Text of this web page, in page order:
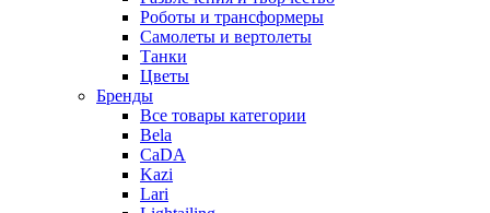
Роботы и трансформеры
Самолеты и вертолеты
Танки
Цветы
Бренды
Все товары категории
Bela
CaDA
Kazi
Lari